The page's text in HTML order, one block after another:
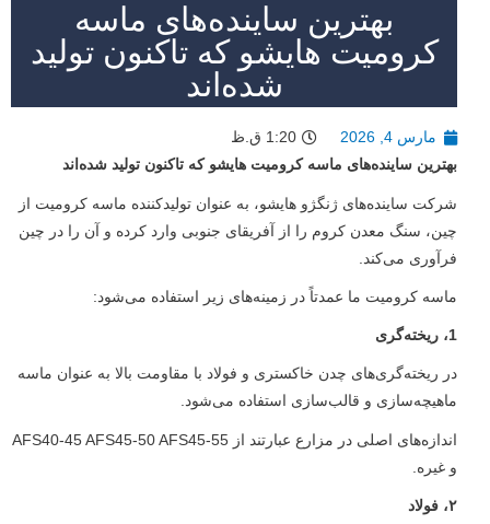
بهترین ساینده‌های ماسه
کرومیت هایشو که تاکنون تولید
شده‌اند
مارس 4, 2026
1:20 ق.ظ
بهترین ساینده‌های ماسه کرومیت هایشو که تاکنون تولید شده‌اند
شرکت ساینده‌های ژنگژو هایشو، به عنوان تولیدکننده ماسه کرومیت از
چین، سنگ معدن کروم را از آفریقای جنوبی وارد کرده و آن را در چین
فرآوری می‌کند.
ماسه کرومیت ما عمدتاً در زمینه‌های زیر استفاده می‌شود:
1، ریخته‌گری
در ریخته‌گری‌های چدن خاکستری و فولاد با مقاومت بالا به عنوان ماسه
ماهیچه‌سازی و قالب‌سازی استفاده می‌شود.
اندازه‌های اصلی در مزارع عبارتند از AFS40-45 AFS45-50 AFS45-55
و غیره.
۲، فولاد